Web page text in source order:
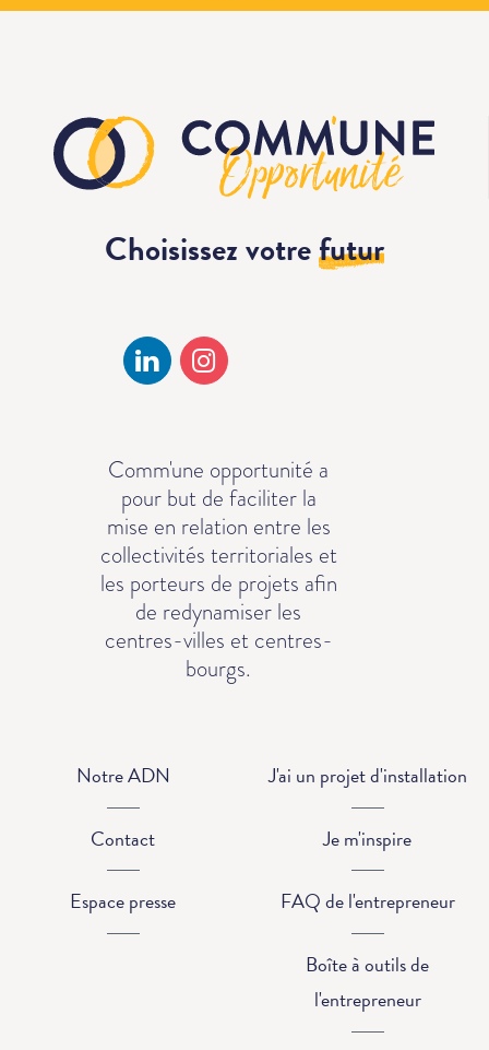
Choisissez votrefutur
Comm'une opportunité a
pour but de faciliter la
mise en relation entre les
collectivités territoriales et
les porteurs de projets afin
de redynamiser les
centres-villes et centres-
bourgs.
Notre ADN
Contact
Espace presse
J'ai un projet d'installation
Je m'inspire
FAQ de l'entrepreneur
Boîte à outils de
l'entrepreneur